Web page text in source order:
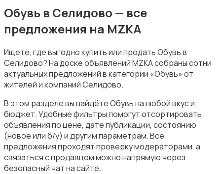
Комбинезоны
Купальники
Нижнее белье
Обувь в Селидово — все
предложения на MZKA
Ищете, где выгодно купить или продать Обувь в
Селидово? На доске объявлений MZKA собраны сотни
актуальных предложений в категории «Обувь» от
жителей и компаний Селидово.
В этом разделе вы найдёте Обувь на любой вкус и
бюджет. Удобные фильтры помогут отсортировать
объявления по цене, дате публикации, состоянию
(новое или б/у) и другим параметрам. Все
предложения проходят проверку модераторами, а
связаться с продавцом можно напрямую через
безопасный чат на сайте.